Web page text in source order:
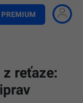
reťaze: